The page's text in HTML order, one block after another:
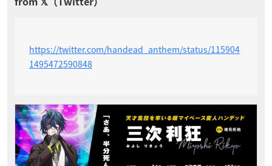
https://twitter.com/handead_anthem/status/115904
1495472590848